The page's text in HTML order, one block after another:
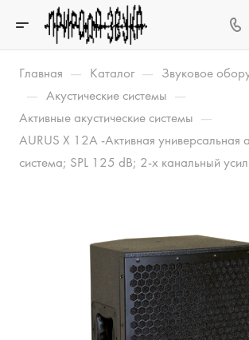
Главная — Каталог — Звуковое
— Акустические системы —
Активные акустические системы —
AURUS X 12A -Активная универсальная
система; SPL 125 dB; 2-х канальный